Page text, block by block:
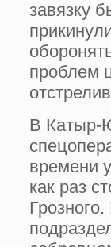
завязку
проблем
В Катыр-
времени
как раз